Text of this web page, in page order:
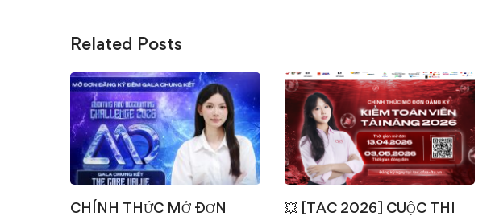
Related Posts
CHÍNH THỨC MỞ ĐƠN
💥 [TAC 2026] CUỘC THI